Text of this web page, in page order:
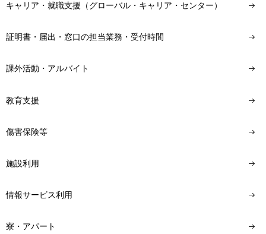
キャリア・就職支援（グローバル・キャリア・センター）
証明書・届出・窓口の担当業務・受付時間
課外活動・アルバイト
教育支援
傷害保険等
施設利用
情報サービス利用
寮・アパート